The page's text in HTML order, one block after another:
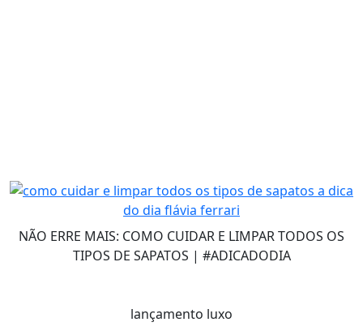
NÃO ERRE MAIS: COMO CUIDAR E LIMPAR TODOS OS
TIPOS DE SAPATOS | #ADICADODIA
lançamento luxo